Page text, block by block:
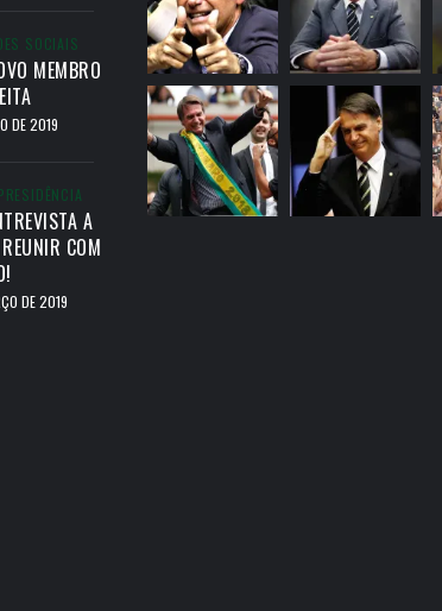
SOCIAIS
MEMBRO
DE 2019
A
COM
DE 2019